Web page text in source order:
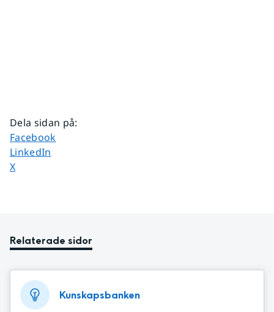
Dela sidan på:
Dela sidan på
Facebook
Dela sidan på
LinkedIn
Dela sidan på
X
Relaterade sidor
Kunskapsbanken